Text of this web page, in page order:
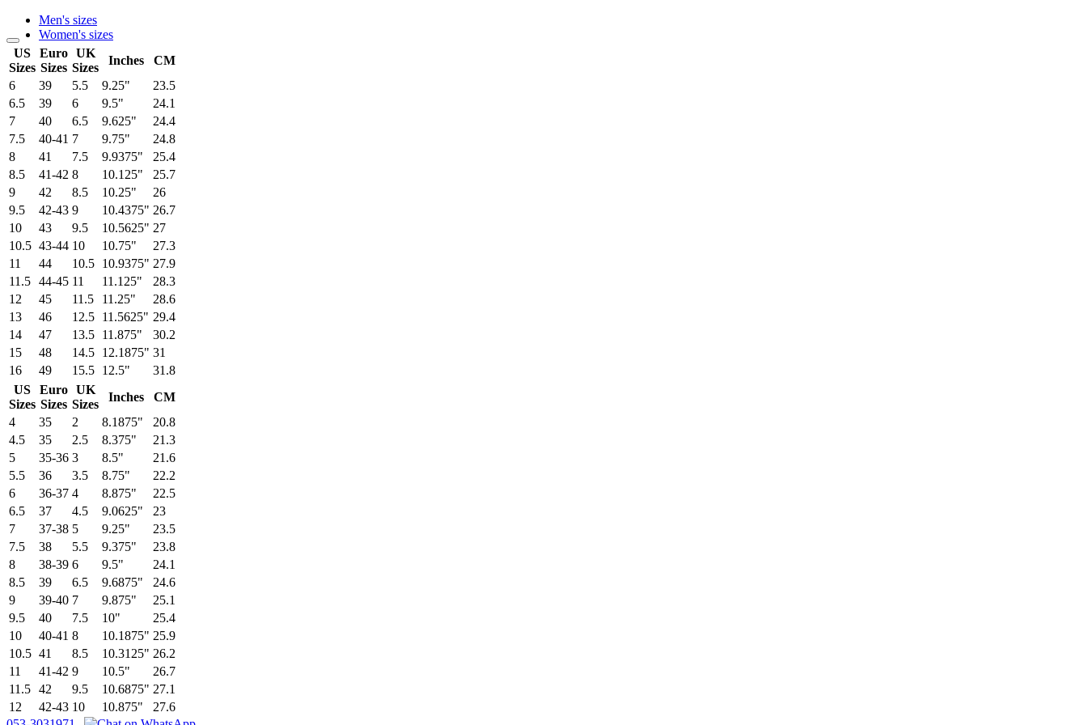
Men's sizes
Women's sizes
US
Sizes
Euro
Sizes
UK
Sizes
Inches
CM
6
39 5.5 9.25"
23.5
6.5
39 6 9.5"
24.1
7
40 6.5 9.625"
24.4
7.5
40-41 7 9.75"
24.8
8
41 7.5 9.9375"
25.4
8.5
41-42 8 10.125"
25.7
9
42 8.5 10.25"
26
9.5
42-43 9 10.4375" 26.7
10
43 9.5 10.5625" 27
10.5 43-44 10 10.75"
27.3
11
44 10.5 10.9375" 27.9
11.5 44-45 11 11.125"
28.3
12
45 11.5 11.25"
28.6
13
46 12.5 11.5625" 29.4
14
47 13.5 11.875"
30.2
15
48 14.5 12.1875" 31
16
49 15.5 12.5"
31.8
US
Sizes
Euro
Sizes
UK
Sizes
Inches
CM
4
35 2 8.1875"
20.8
4.5
35 2.5 8.375"
21.3
5
35-36 3 8.5"
21.6
5.5
36 3.5 8.75"
22.2
6
36-37 4 8.875"
22.5
6.5
37 4.5 9.0625"
23
7
37-38 5 9.25"
23.5
7.5
38 5.5 9.375"
23.8
8
38-39 6 9.5"
24.1
8.5
39 6.5 9.6875"
24.6
9
39-40 7 9.875"
25.1
9.5
40 7.5 10"
25.4
10
40-41 8 10.1875" 25.9
10.5 41 8.5 10.3125" 26.2
11
41-42 9 10.5"
26.7
11.5 42 9.5 10.6875" 27.1
12
42-43 10 10.875"
27.6